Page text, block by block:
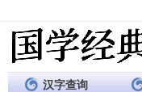
汉字查询